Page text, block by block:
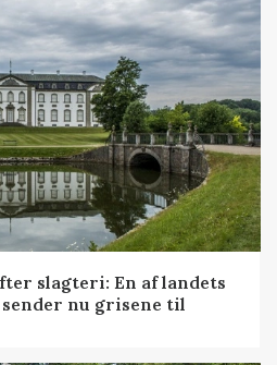
slagteri: En af landets
nu grisene til